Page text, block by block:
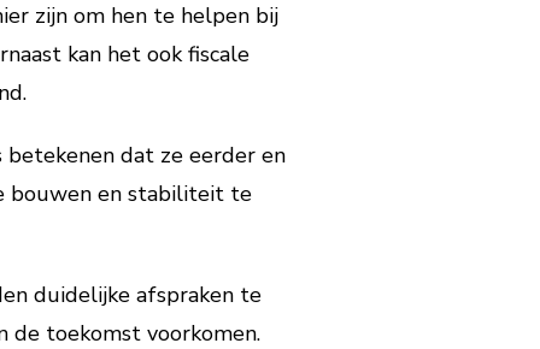
zijn om hen te helpen bij
kan het ook fiscale
dat ze eerder en
bouwen en stabiliteit te
duidelijke afspraken te
de toekomst voorkomen.